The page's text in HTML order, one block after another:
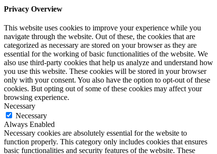
Privacy Overview
This website uses cookies to improve your experience while you
navigate through the website. Out of these, the cookies that are
categorized as necessary are stored on your browser as they are
essential for the working of basic functionalities of the website. We
also use third-party cookies that help us analyze and understand how
you use this website. These cookies will be stored in your browser
only with your consent. You also have the option to opt-out of these
cookies. But opting out of some of these cookies may affect your
browsing experience.
Necessary
Necessary
Always Enabled
Necessary cookies are absolutely essential for the website to
function properly. This category only includes cookies that ensures
basic functionalities and security features of the website. These